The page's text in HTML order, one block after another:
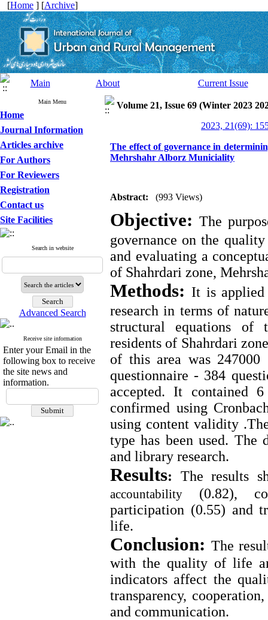
[Home ] [Archive]
Main About Current Issue
Main Menu
Home
Journal Information
Articles archive
For Authors
For Reviewers
Registration
Contact us
Site Facilities
Search in website
Advanced Search
Receive site information
Enter your Email in the
following box to receive
the site news and
information.
Volume 21, Issue 69 (Winter 2023
2023, 21(69):
The effect of governance in
Mehrshahr Alborz Municiality
Abstract: (993 Views)
Objective: The
governance on the
and evaluating a
of Shahrdari zone,
Methods: It is applied
research in terms of
structural equations of
residents of Shahrdari
of this area was
questionnaire- 384
accepted. It contained
confirmed using
using content validity
type has been used. The
and library research.
Results: The results
accountability (0.82),
participation (0.55) and
life.
Conclusion:The
with the quality of life
indicators affect the
transparency,
and communication.